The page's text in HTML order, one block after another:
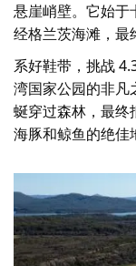
悬崖峭壁。它始
经格兰茨海滩，最
系好鞋带，挑战
湾国家公园的非凡
蜒穿过森林，最
海豚和鲸鱼的绝佳